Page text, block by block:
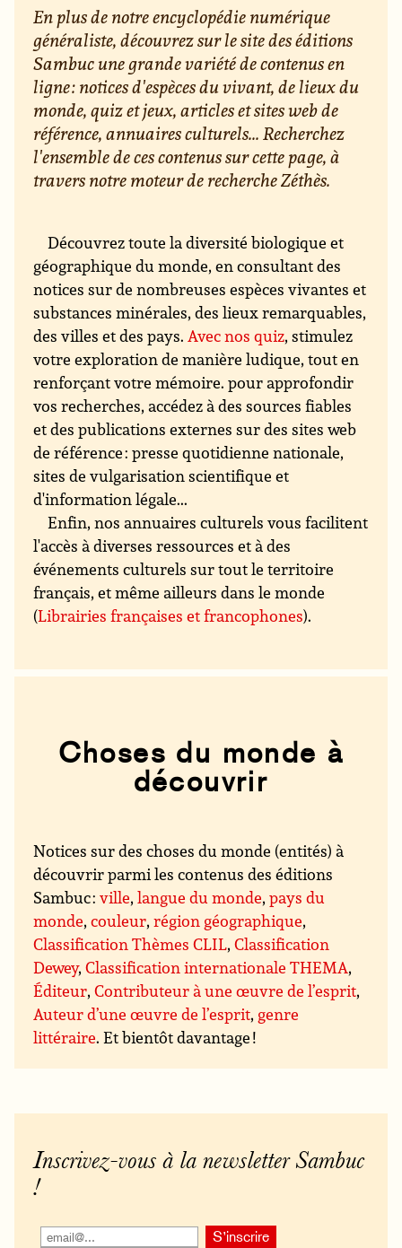
En plus de notre encyclopédie numérique
généraliste, découvrez sur le site des éditions
Sambuc une grande variété de contenus en
ligne : notices d'espèces du vivant, de lieux du
monde, quiz et jeux, articles et sites web de
référence, annuaires culturels... Recherchez
l'ensemble de ces contenus sur cette page, à
travers notre moteur de recherche Zéthès.
Découvrez toute la diversité biologique et
géographique du monde, en consultant des
notices sur de nombreuses espèces vivantes et
substances minérales, des lieux remarquables,
des villes et des pays. Avec nos quiz, stimulez
votre exploration de manière ludique, tout en
renforçant votre mémoire. pour approfondir
vos recherches, accédez à des sources fiables
et des publications externes sur des sites web
de référence : presse quotidienne nationale,
sites de vulgarisation scientifique et
d'information légale...
Enfin, nos annuaires culturels vous facilitent
l'accès à diverses ressources et à des
événements culturels sur tout le territoire
français, et même ailleurs dans le monde
(Librairies françaises et francophones).
Choses du monde à
découvrir
Notices sur des choses du monde (entités) à
découvrir parmi les contenus des éditions
Sambuc :ville,langue du monde,pays du
monde,couleur,région géographique,
Classification Thèmes CLIL,Classification
Dewey,Classification internationale THEMA,
Éditeur,Contributeur à une œuvre de l’esprit,
Auteur d’une œuvre de l’esprit, genre
littéraire. Et bientôt davantage !
Inscrivez-vous à la newsletter Sambuc
!